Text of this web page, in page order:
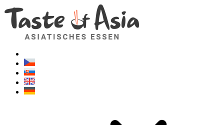
Geschmackvonasien.de
Zögern Sie nicht zu fragen. Ich bin für Sie da!